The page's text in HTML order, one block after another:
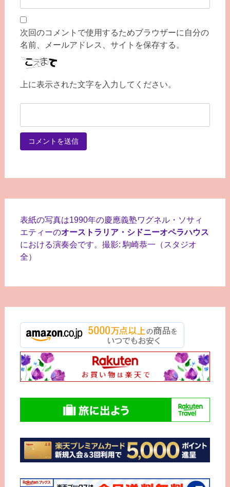
次回のコメントで使用するためブラウザーに自分の
名前、メールアドレス、サイトを保存する。
上に表示された文字を入力してください。
表紙の写真は1990年の慶應義塾ワグネル・ソサィ
エティーのオーストラリア・シドニーオペラハウス
における演奏会です。撮影: 駒崎恭一（スタジオ
全）